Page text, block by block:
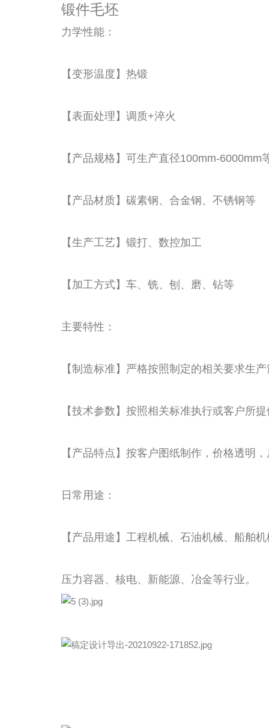
锻件毛坯
力学性能：
【变形温度】热锻
【表面处理】调质+淬火
【产品规格】可生产直径100mm-6000mm
【产品材质】碳素钢、合金钢、不锈钢等
【生产工艺】锻打、数控加工
【加工方式】车、铣、刨、磨、钻等
主要特性：
【制造标准】严格按照制定的相关要求生
【技术参数】按照相关标准执行或客户所
【产品特点】按客户图纸制作，价格透明
日常用途：
【产品用途】工程机械、石油机械、船舶
压力容器、核电、新能源、冶金等行业。